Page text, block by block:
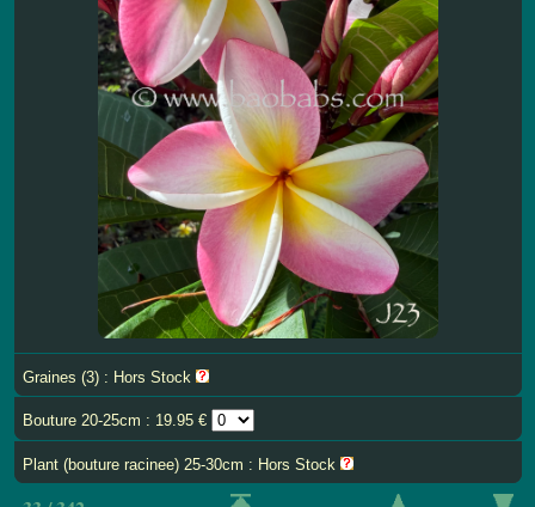
Graines (3) : Hors Stock
Bouture 20-25cm : 19.95 €
Plant (bouture racinee) 25-30cm : Hors Stock